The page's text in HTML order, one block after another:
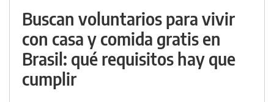
Buscan voluntarios para vivir
con casa y comida gratis en
Brasil: qué requisitos hay que
cumplir